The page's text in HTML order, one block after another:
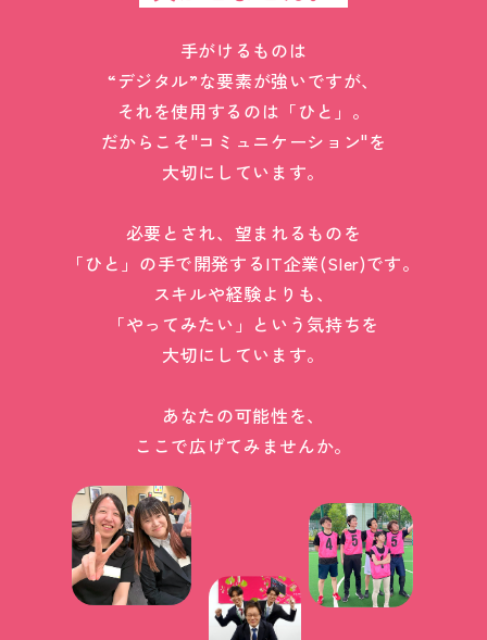
手がけるものは
“デジタル”な要素が強いですが、
それを使用するのは「ひと」。
だからこそ"コミュニケーション"を
大切にしています。
必要とされ、望まれるものを
「ひと」の手で開発するIT企業(SIer)です。
スキルや経験よりも、
「やってみたい」という気持ちを
大切にしています。
あなたの可能性を、
ここで広げてみませんか。